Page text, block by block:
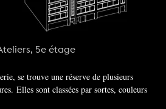
5e étage
se trouve une réserve de plusieurs
Elles sont classées par sortes, couleurs